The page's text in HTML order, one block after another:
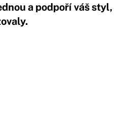
a podpoří váš styl,